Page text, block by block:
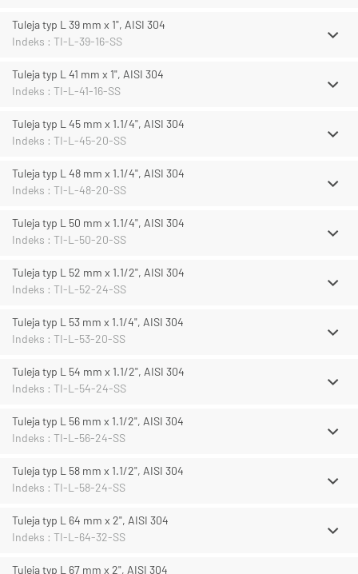
Tuleja typ L 39 mm x 1", AISI 304
Indeks : TI-L-39-16-SS
Tuleja typ L 41 mm x 1", AISI 304
Indeks : TI-L-41-16-SS
Tuleja typ L 45 mm x 1.1/4", AISI 304
Indeks : TI-L-45-20-SS
Tuleja typ L 48 mm x 1.1/4", AISI 304
Indeks : TI-L-48-20-SS
Tuleja typ L 50 mm x 1.1/4", AISI 304
Indeks : TI-L-50-20-SS
Tuleja typ L 52 mm x 1.1/2", AISI 304
Indeks : TI-L-52-24-SS
Tuleja typ L 53 mm x 1.1/4", AISI 304
Indeks : TI-L-53-20-SS
Tuleja typ L 54 mm x 1.1/2", AISI 304
Indeks : TI-L-54-24-SS
Tuleja typ L 56 mm x 1.1/2", AISI 304
Indeks : TI-L-56-24-SS
Tuleja typ L 58 mm x 1.1/2", AISI 304
Indeks : TI-L-58-24-SS
Tuleja typ L 64 mm x 2", AISI 304
Indeks : TI-L-64-32-SS
Tuleja typ L 67 mm x 2", AISI 304